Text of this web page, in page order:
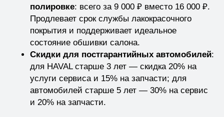
полировке: всего за 9 000 ₽ вместо 16 000 ₽.
Продлевает срок службы лакокрасочного
покрытия и поддерживает идеальное
состояние обшивки салона.
Скидки для постгарантийных автомобилей:
для HAVAL старше 3 лет — скидка 20% на
услуги сервиса и 15% на запчасти; для
автомобилей старше 5 лет — 30% на сервис
и 20% на запчасти.